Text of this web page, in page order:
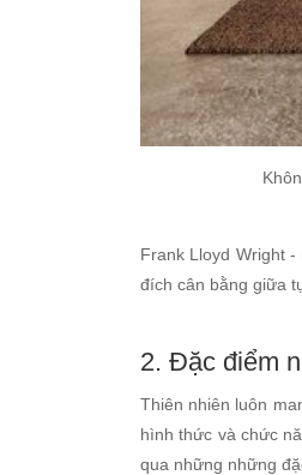
Frank Lloyd Wright
đích cân bằng giữa
2. Đặc điểm
Thiên nhiên luôn
hình thức và chức
qua những những